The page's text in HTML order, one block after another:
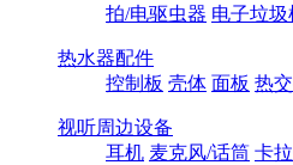
拍/电驱虫器 电子垃圾
热水器配件
控制板 壳体 面板 热
视听周边设备
耳机 麦克风/话筒 卡